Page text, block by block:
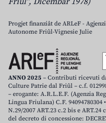
Progjet finanziât de ARLeF -
Autonome Friûl-Vignesie Julie
ANNO 2025 – Contributi ricevuti
Culture Patrie dal Friûl – c.f.
– erogante: A.R.L.E.F. (Agenzia
Lingua Friulana) C.F.
N.29/2007 ART.23 c.2 bis e ART.24
del decreto di concessione: